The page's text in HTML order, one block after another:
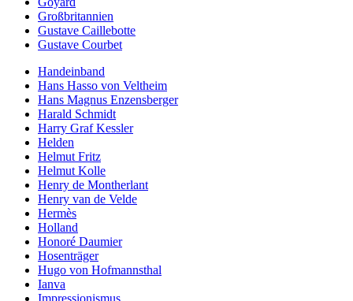
Großbritannien
Gustave Caillebotte
Gustave Courbet
Handeinband
Hans Hasso von Veltheim
Hans Magnus Enzensberger
Harald Schmidt
Harry Graf Kessler
Helden
Helmut Fritz
Helmut Kolle
Henry de Montherlant
Henry van de Velde
Hermès
Holland
Honoré Daumier
Hosenträger
Hugo von Hofmannsthal
Ianva